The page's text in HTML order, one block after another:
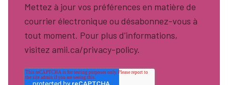
Mettez à jour vos préférences en matière de
courrier électronique ou désabonnez-vous à
tout moment. Pour plus d'informations,
visitez amii.ca/privacy-policy.